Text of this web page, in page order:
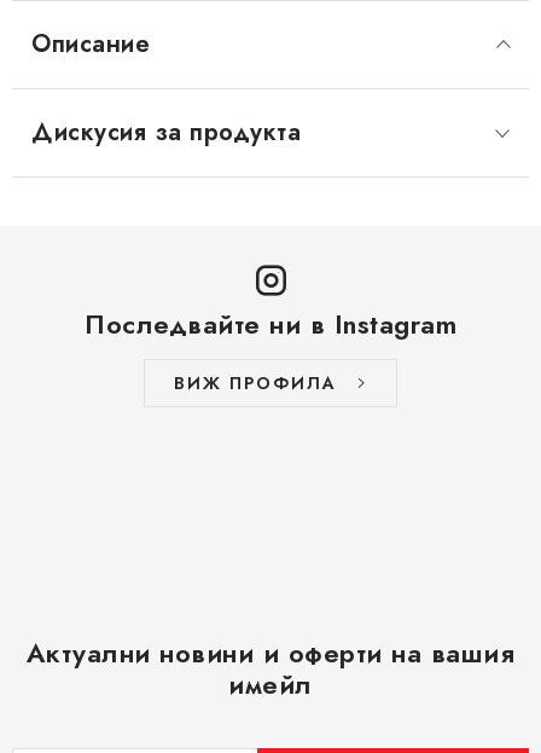
Описание
Дискусия за продукта
Последвайте ни в Instagram
ВИЖ ПРОФИЛА
Актуални новини и оферти на вашия
имейл